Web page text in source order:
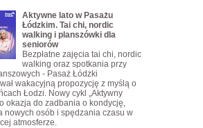
Aktywne lato w Pasażu
Łódzkim. Tai chi, nordic
walking i planszówki dla
seniorów
Bezpłatne zajęcia tai chi, nordic
walking oraz spotkania przy
- Pasaż Łódzki
wakacyjną propozycję z myślą o
Łodzi. Nowy cykl „Aktywny
okazja do zadbania o kondycję,
nowych osób i spędzania czasu w
atmosferze.